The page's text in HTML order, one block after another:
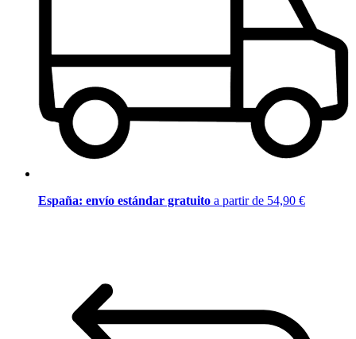
España: envío estándar gratuito a partir de 54,90 €